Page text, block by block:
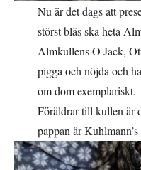
Nu är det dags att
störst bläs ska heta
Almkullens O Jack,
pigga och nöjda och
om dom exemplariskt.
Föräldrar till kullen är
pappan är